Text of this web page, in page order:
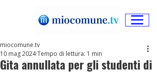
Gita annullata per gli studenti di
miocomune.tv
10 mag 2024Tempo di lettura: 1 min